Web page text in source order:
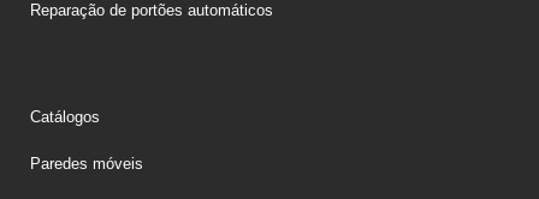
Reparação de portões automáticos
Catálogos
Paredes móveis